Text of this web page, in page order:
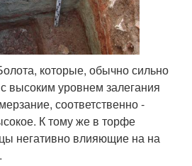
которые, обычно сильно
высоким уровнем залегания
соответственно -
К тому же в торфе
негативно влияющие на на